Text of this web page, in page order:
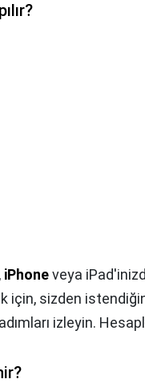
iPhoneveya
için, sizden
izleyin.